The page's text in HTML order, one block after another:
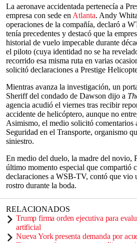
La aeronave accidentada pertenecía a
empresa con sede en Atlanta. Andy
operaciones de la compañía, declaró a
tenía precedentes y destacó que la
historial de vuelo impecable durante
el piloto (cuya identidad no se ha
recorrido esa misma ruta en varias
solicitó declaraciones a Prestige
Mientras avanza la investigación, un
Sheriff del condado de Dawson dijo a
agencia acudió el viernes tras recibir
accidente de helicóptero, aunque no
Asimismo, el medio solicitó comentarios
Seguridad en el Transporte, organismo
siniestro.
En medio del duelo, la madre del novio,
último momento especial que compartió
declaraciones a WSB-TV, contó que vio
rostro durante la boda.
RELACIONADOS
Trump firma orden ejecutiva para
artificial
Nueva York presenta demanda por